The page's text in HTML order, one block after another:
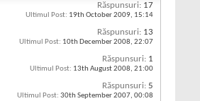
Răspunsuri: 17
Ultimul Post: 19th October 2009, 15:14
Răspunsuri: 13
Ultimul Post: 10th December 2008, 22:07
Răspunsuri: 1
Ultimul Post: 13th August 2008, 21:00
Răspunsuri: 5
Ultimul Post: 30th September 2007, 00:08